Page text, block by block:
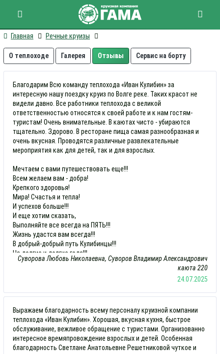
теплоход «Иван Кулибин»
Главная Речные круизы
О теплоходе Галерея Отзывы Сервис на борту
Благодарим Всю команду теплохода «Иван Кулибин» за
интересную нашу поездку круиз по Волге реке. Таких красот не
видели давно. Все работники теплохода с великой
ответственностью относятся к своей работе и к нам гостям-
туристам! Очень внимательные. В каютах чисто - убираются
тщательно. Здорово. В ресторане пища самая разнообразная и
очень вкусная. Проводятся различные развлекательные
мероприятия как для детей, так и для взрослых.
Мечтаем с вами путешествовать еще!!!
Всем желаем вам - добра!
Крепкого здоровья!
Мира! Счастья и тепла!
И успехов больше!!!
И еще хотим сказать,
Выполняйте все всегда на ПЯТЬ!!!
Жизнь удастся вам всегда!!!
В добрый-добрый путь Кулибинцы!!!
На долгие и долгие года!!!
С глубоким уважением.
Суворова Любовь Николаевна, Суворов Владимир Александрович
каюта 220
24.07.2025
Выражаем благодарность всему персоналу круизной компании
теплохода «Иван Кулибин». Хорошая, вкусная кухня, быстрое
обслуживание, вежливое обращение с туристами. Организованно
интересное времяпровождение взрослых и детей. Особенная
благодарность Светлане Анатольевне Решетниковой чуткое и